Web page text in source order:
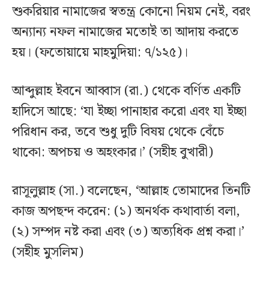
শুকরিয়ার নামাজের স্বতন্ত্র কোনো নিয়ম নেই, বরং
অন্যান্য নফল নামাজের মতোই তা আদায় করতে
হয়। (ফতোয়ায়ে মাহমুদিয়া: ৭/১২৫)।
আব্দুল্লাহ ইবনে আব্বাস (রা.) থেকে বর্ণিত একটি
হাদিসে আছে: ‘যা ইচ্ছা পানাহার করো এবং যা ইচ্ছা
পরিধান কর, তবে শুধু দুটি বিষয় থেকে বেঁচে
থাকো: অপচয় ও অহংকার।’ (সহীহ বুখারী)
রাসূলুল্লাহ (সা.) বলেছেন, ‘আল্লাহ তোমাদের তিনটি
কাজ অপছন্দ করেন: (১) অনর্থক কথাবার্তা বলা,
(২) সম্পদ নষ্ট করা এবং (৩) অত্যধিক প্রশ্ন করা।’
(সহীহ মুসলিম)